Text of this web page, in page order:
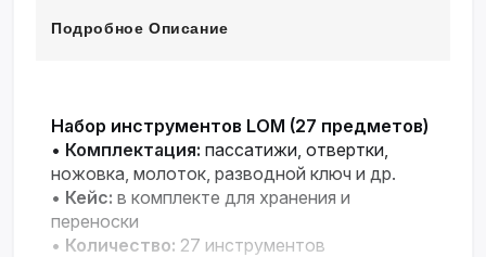
Подробное Описание
Набор инструментов LOM (27 предметов)
• Комплектация: пассатижи, отвертки,
ножовка, молоток, разводной ключ и др.
• Кейс: в комплекте для хранения и
переноски
• Количество: 27 инструментов